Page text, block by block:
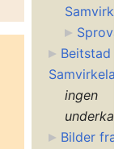
Sprova
Beitstad
Samvirkelag
ingen
Bilder fra